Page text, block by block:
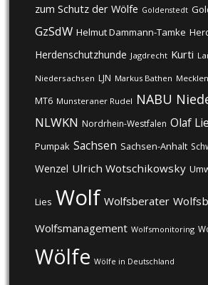
zum Schutz der Wölfe Goldenstedt
GzSdW Helmut Dammann-Tamke
Herdenschutzhunde Jagdrecht Kurti
Niedersachsen LJN Markus Bathen
MT6 Munsteraner Rudel NABU
NLWKN Nordrhein-Westfalen Olaf
Pumpak Sachsen Sachsen-Anhalt
Wenzel Ulrich Wotschikowsky
Lies Wolf Wolfsberater
Wolfsmanagement Wolfsmonitoring
Wölfe Wölfe in Deutschland